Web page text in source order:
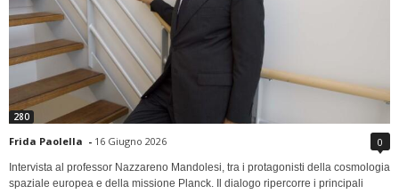
280
Frida Paolella - 16 Giugno 2026 0
Intervista al professor Nazzareno Mandolesi, tra i protagonisti della cosmologia
spaziale europea e della missione Planck. Il dialogo ripercorre i principali